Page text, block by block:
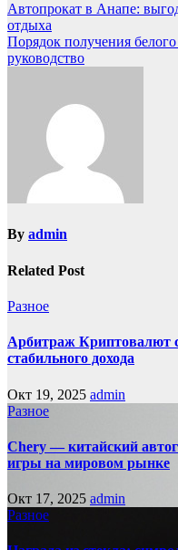
Автопрокат в Анапе:
отдыха
Порядок получения
руководство
By admin
Related Post
Разное
Арбитраж Криптовалют
стабильного дохода
Окт 19, 2025 admin
Разное
Chery — китайский
игры на мировом рынке
Окт 17, 2025 admin
Разное